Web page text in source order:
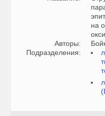
на
Авторы:
Подразделения: